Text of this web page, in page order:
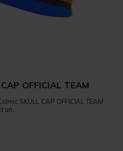
OFFICIAL TEAM
SKULL CAP OFFICIAL TEAM
un...